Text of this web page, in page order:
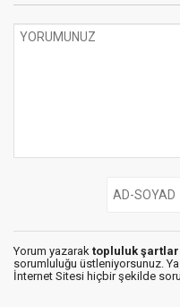
Yorum yazarak topluluk
sorumluluğu üstleniyorsunuz.
İnternet Sitesi hiçbir şekilde